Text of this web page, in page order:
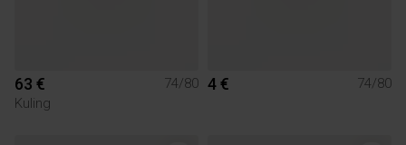
63 €
74/80
Kuling
4 € 74/80